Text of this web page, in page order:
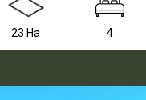
23 Ha 4